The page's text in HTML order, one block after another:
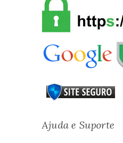
Ajuda e Suporte